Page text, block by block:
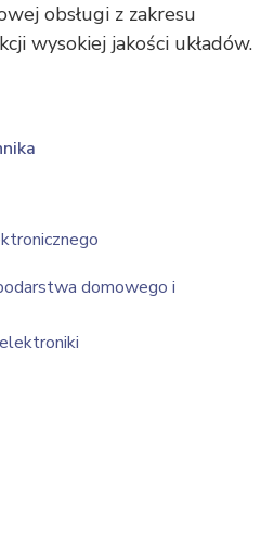
obsługi z zakresu
wysokiej jakości układów.
domowego i